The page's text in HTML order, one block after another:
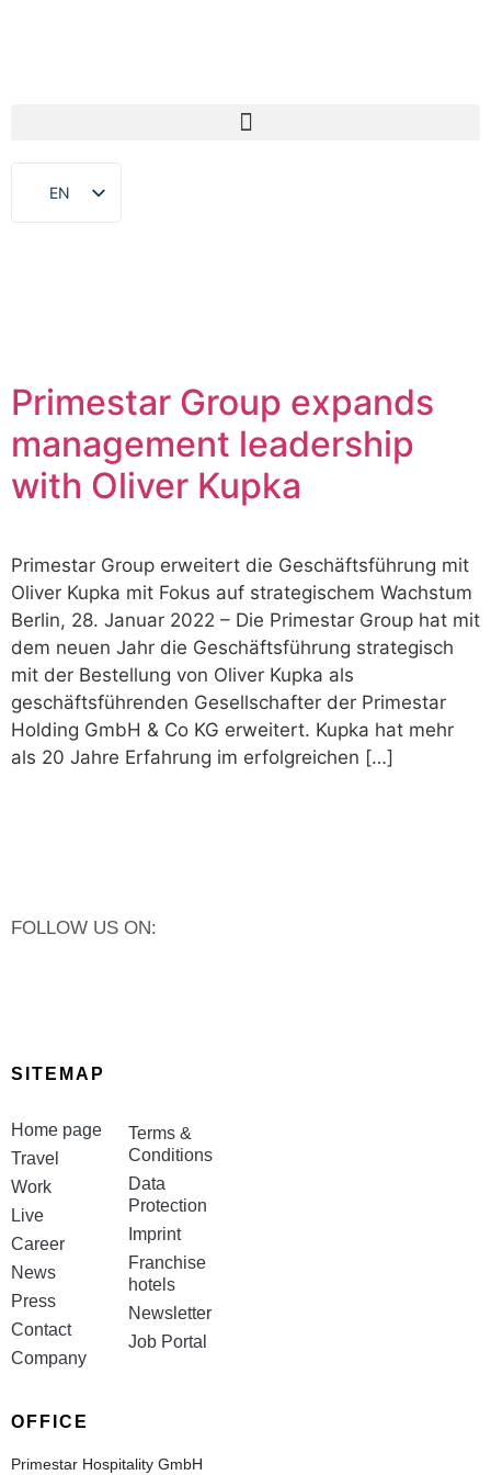
EN
DE
Primestar Group expands
management leadership
with Oliver Kupka
Primestar Group erweitert die Geschäftsführung mit
Oliver Kupka mit Fokus auf strategischem Wachstum
Berlin, 28. Januar 2022 – Die Primestar Group hat mit
dem neuen Jahr die Geschäftsführung strategisch
mit der Bestellung von Oliver Kupka als
geschäftsführenden Gesellschafter der Primestar
Holding GmbH & Co KG erweitert. Kupka hat mehr
als 20 Jahre Erfahrung im erfolgreichen […]
FOLLOW US ON:
SITEMAP
Home page
Travel
Work
Live
Career
News
Press
Contact
Company
Terms &
Conditions
Data
Protection
Imprint
Franchise
hotels
Newsletter
Job Portal
OFFICE
Primestar Hospitality GmbH